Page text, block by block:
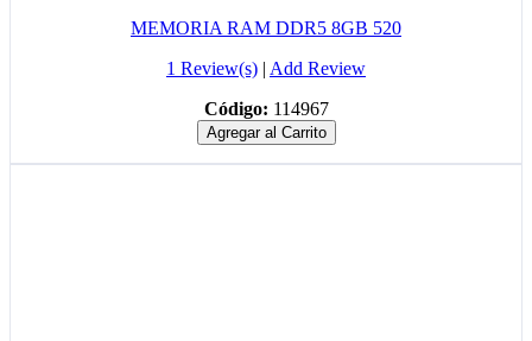
MEMORIA RAM DDR5 8GB 520
1 Review(s) | Add Review
Código: 114967
Agregar al Carrito